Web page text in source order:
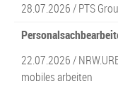
28.07.2026 /PTS
22.07.2026 /
mobiles arbeiten